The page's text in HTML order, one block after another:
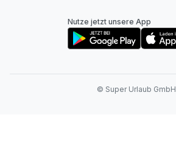
Nutze jetzt unsere App
© Super Urlaub GmbH